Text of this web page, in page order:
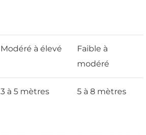
Modéré à élevé
Faible à
modéré
3 à 5 mètres 5 à 8 mètres